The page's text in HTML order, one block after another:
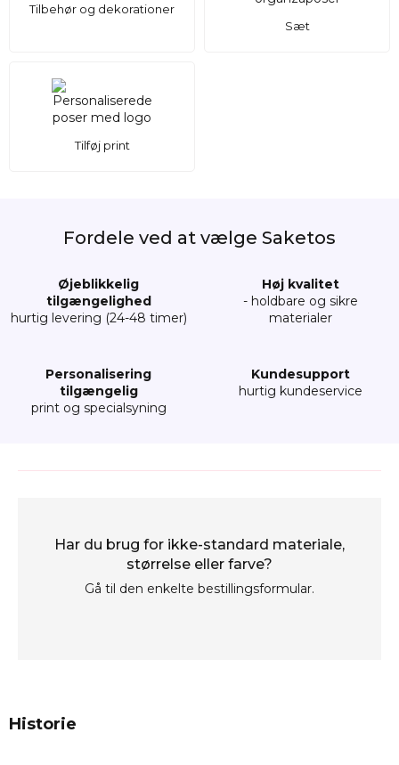
Tilbehør og dekorationer
Sæt
Tilføj print
Fordele ved at vælge Saketos
Øjeblikkelig
tilgængelighed
hurtig levering (24-48 timer)
Høj kvalitet
- holdbare og sikre
materialer
Personalisering
tilgængelig
print og specialsyning
Kundesupport
hurtig kundeservice
Har du brug for ikke-standard materiale,
størrelse eller farve?
Gå til den enkelte bestillingsformular.
Historie